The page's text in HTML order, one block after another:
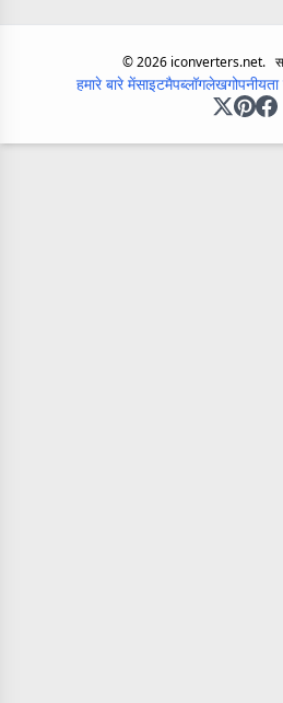
©2026iconverters.net.
हमारे बारे मेंसाइटमैपब्लॉगलेखगोपनीयता